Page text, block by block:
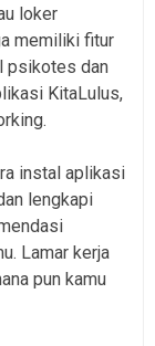
loker
memiliki fitur
psikotes dan
KitaLulus,
instal aplikasi
lengkapi
Lamar kerja
pun kamu